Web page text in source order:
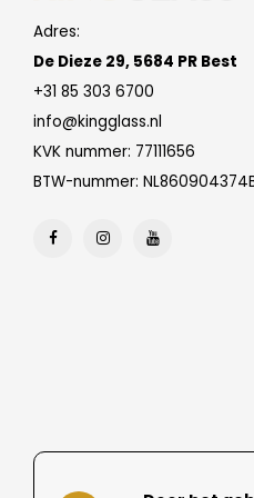
Adres:
De Dieze 29, 5684 PR Best
+31 85 303 6700
info@kingglass.nl
KVK nummer: 77111656
BTW-nummer: